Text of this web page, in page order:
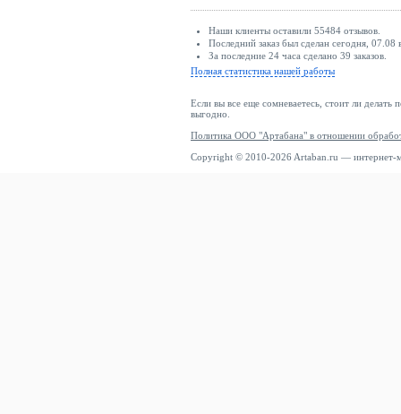
Наши клиенты оставили 55484 отзывов.
Последний заказ был сделан сегодня,
За последние 24 часа сделано 39 заказов.
Полная статистика нашей работы
Если вы все еще сомневаетесь, стоит ли делать
выгодно.
Политика ООО "Артабана" в отношении
Copyright © 2010-2026 Artaban.ru — интернет-